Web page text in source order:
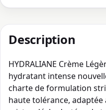
Description
HYDRALIANE Crème
hydratant intense
charte de formulation
haute tolérance, adaptée